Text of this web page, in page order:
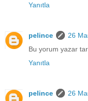
Yanıtla
pelince
26
Bu yorum yazar
Yanıtla
pelince
26